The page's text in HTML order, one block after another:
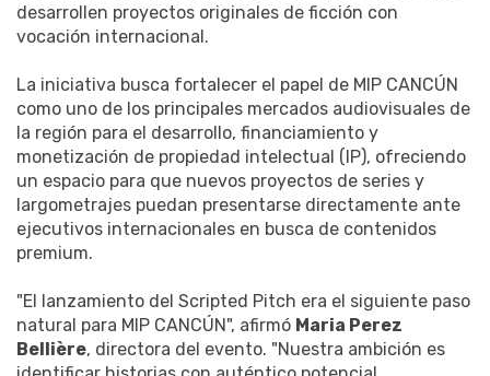
desarrollen proyectos originales de ficción con
vocación internacional.
La iniciativa busca fortalecer el papel de MIP CANCÚN
como uno de los principales mercados audiovisuales de
la región para el desarrollo, financiamiento y
monetización de propiedad intelectual (IP), ofreciendo
un espacio para que nuevos proyectos de series y
largometrajes puedan presentarse directamente ante
ejecutivos internacionales en busca de contenidos
premium.
"El lanzamiento del Scripted Pitch era el siguiente paso
natural para MIP CANCÚN", afirmó Maria Perez
Bellière, directora del evento. "Nuestra ambición es